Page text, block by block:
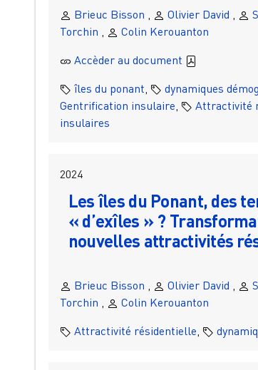
Brieuc Bisson , Olivier David ,
Torchin ,
Colin Kerouanton
Accèder au document
îles du ponant, dynamiques
Gentrification insulaire, Attractivité
insulaires
2024
Les îles du Ponant, des
« d’exîles » ?
nouvelles attractivités
Brieuc Bisson , Olivier David ,
Torchin ,
Colin Kerouanton
Attractivité résidentielle,